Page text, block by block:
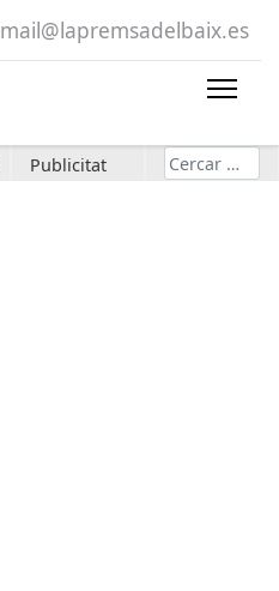
mail@lapremsadelbaix.es
Publicitat Cerca